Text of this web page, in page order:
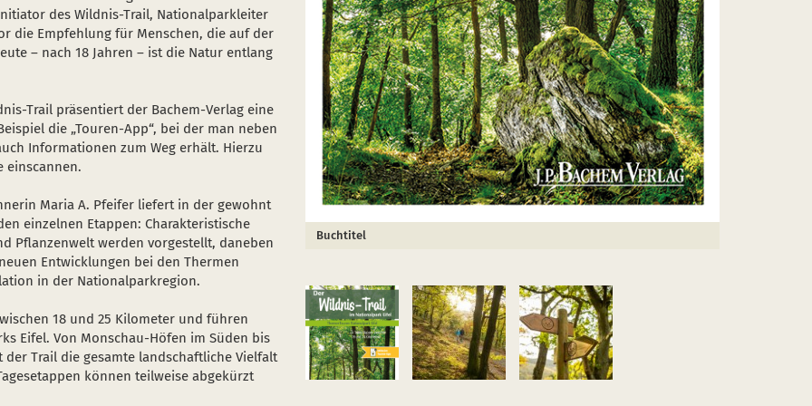
des Wildnis-Trail, Nationalparkleiter
die Empfehlung für Menschen, die auf der
– nach 18 Jahren – ist die Natur entlang
Trail präsentiert der Bachem-Verlag eine
die „Touren-App“, bei der man neben
Informationen zum Weg erhält. Hierzu
einscannen.
Maria A. Pfeifer liefert in der gewohnt
einzelnen Etappen: Charakteristische
Pflanzenwelt werden vorgestellt, daneben
Entwicklungen bei den Thermen
in der Nationalparkregion.
18 und 25 Kilometer und führen
Eifel. Von Monschau-Höfen im Süden bis
Trail die gesamte landschaftliche Vielfalt
können teilweise abgekürzt
Buchtitel